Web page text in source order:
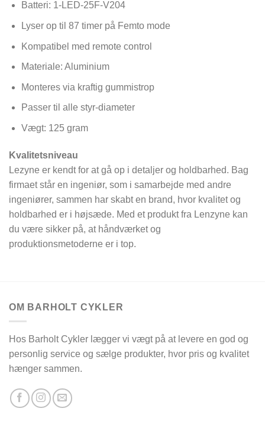
Batteri: 1-LED-25F-V204
Lyser op til 87 timer på Femto mode
Kompatibel med remote control
Materiale: Aluminium
Monteres via kraftig gummistrop
Passer til alle styr-diameter
Vægt: 125 gram
Kvalitetsniveau
Lezyne er kendt for at gå op i detaljer og holdbarhed. Bag
firmaet står en ingeniør, som i samarbejde med andre
ingeniører, sammen har skabt en brand, hvor kvalitet og
holdbarhed er i højsæde. Med et produkt fra Lenzyne kan
du være sikker på, at håndværket og
produktionsmetoderne er i top.
OM BARHOLT CYKLER
Hos Barholt Cykler lægger vi vægt på at levere en god og
personlig service og sælge produkter, hvor pris og kvalitet
hænger sammen.